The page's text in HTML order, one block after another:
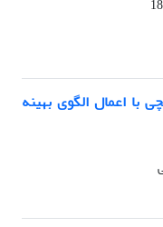
با اعمال الگوی بهینه